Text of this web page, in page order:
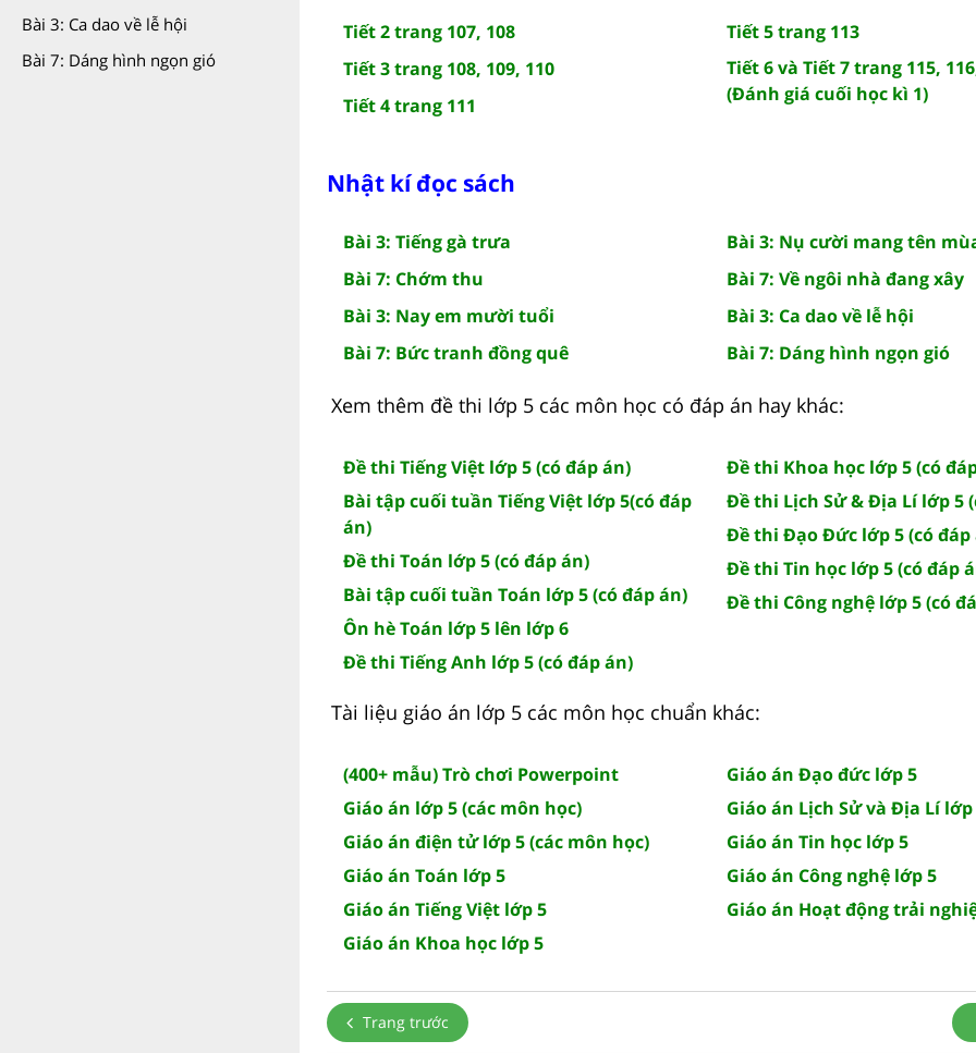
Bài 3: Ca dao về lễ hội
Bài 7: Dáng hình ngọn gió
Tiết 2 trang 107, 108
Tiết 3 trang 108, 109, 110
Tiết 4 trang 111
Tiết 5 trang 113
Tiết 6 và Tiết 7 trang 115,
(Đánh giá cuối học kì 1)
Nhật kí đọc sách
Bài 3: Tiếng gà trưa
Bài 7: Chớm thu
Bài 3: Nay em mười tuổi
Bài 7: Bức tranh đồng quê
Bài 3: Nụ cười mang tên
Bài 7: Về ngôi nhà đang xây
Bài 3: Ca dao về lễ hội
Bài 7: Dáng hình ngọn gió
Xem thêm đề thi lớp 5 các môn học có đáp án hay khác:
Đề thi Tiếng Việt lớp 5 (có đáp án)
Bài tập cuối tuần Tiếng Việt lớp 5(có đáp
án)
Đề thi Toán lớp 5 (có đáp án)
Bài tập cuối tuần Toán lớp 5 (có đáp án)
Ôn hè Toán lớp 5 lên lớp 6
Đề thi Tiếng Anh lớp 5 (có đáp án)
Đề thi Khoa học lớp 5 (có
Đề thi Lịch Sử & Địa Lí lớp 5
Đề thi Đạo Đức lớp 5 (có đáp
Đề thi Tin học lớp 5 (có đáp
Đề thi Công nghệ lớp 5 (có
Tài liệu giáo án lớp 5 các môn học chuẩn khác:
(400+ mẫu) Trò chơi Powerpoint
Giáo án lớp 5 (các môn học)
Giáo án điện tử lớp 5 (các môn học)
Giáo án Toán lớp 5
Giáo án Tiếng Việt lớp 5
Giáo án Khoa học lớp 5
Giáo án Đạo đức lớp 5
Giáo án Lịch Sử và Địa Lí lớp
Giáo án Tin học lớp 5
Giáo án Công nghệ lớp 5
Giáo án Hoạt động trải
Trang trước